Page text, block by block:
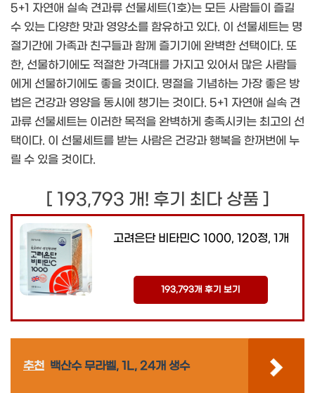
5+1 자연애 실속 견과류 선물세트(1호)는 모든 사람들이 즐길
수 있는 다양한 맛과 영양소를 함유하고 있다. 이 선물세트는 명
절기간에 가족과 친구들과 함께 즐기기에 완벽한 선택이다. 또
한, 선물하기에도 적절한 가격대를 가지고 있어서 많은 사람들
에게 선물하기에도 좋을 것이다. 명절을 기념하는 가장 좋은 방
법은 건강과 영양을 동시에 챙기는 것이다. 5+1 자연애 실속 견
과류 선물세트는 이러한 목적을 완벽하게 충족시키는 최고의 선
택이다. 이 선물세트를 받는 사람은 건강과 행복을 한꺼번에 누
릴 수 있을 것이다.
[ 193,793 개! 후기 최다 상품 ]
고려은단 비타민C 1000, 120정, 1개
193,793개 후기 보기
추천 백산수 무라벨, 1L, 24개 생수